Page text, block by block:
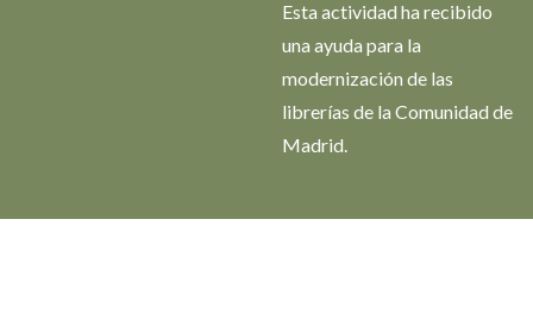
Esta actividad ha recibido
una ayuda para la
modernización de las
librerías de la Comunidad de
Madrid.